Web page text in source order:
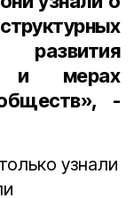
развития
и мерах
-
узнали